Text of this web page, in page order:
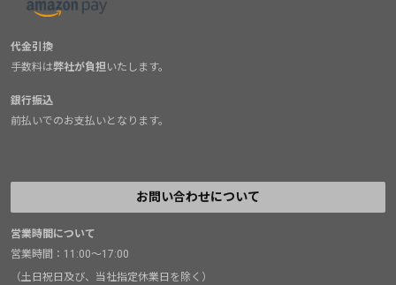
代金引換
手数料は弊社が負担いたします。
銀行振込
前払いでのお支払いとなります。
お問い合わせについて
営業時間について
営業時間：11:00～17:00
（土日祝日及び、当社指定休業日を除く）